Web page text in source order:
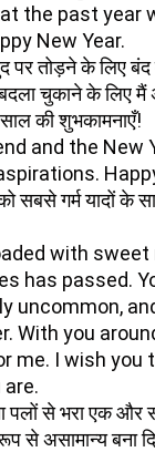
the past year
New Year.
पर तोड़ने के लिए
चुकाने के लिए
की शुभकामनाएँ!
and the New
सबसे गर्म यादों के
with
has passed.
uncommon,
With you
me. I wish you
पलों से भरा एक और
से असामान्य बना